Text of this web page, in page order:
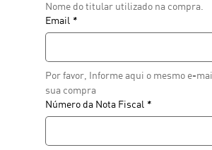
Email *
Por favor, Informe aqui o mesmo e-
sua compra
Número da Nota Fiscal *